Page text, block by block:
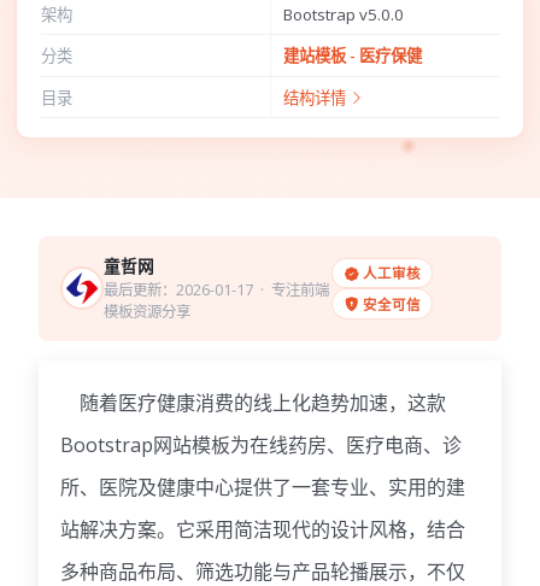
架构
Bootstrap v5.0.0
分类
建站模板 - 医疗保健
目录
结构详情
童哲网
最后更新：2026-01-17· 专注前端
模板资源分享
人工审核
安全可信
随着医疗健康消费的线上化趋势加速，这款
Bootstrap网站模板为在线药房、医疗电商、诊
所、医院及健康中心提供了一套专业、实用的建
站解决方案。它采用简洁现代的设计风格，结合
多种商品布局、筛选功能与产品轮播展示，不仅